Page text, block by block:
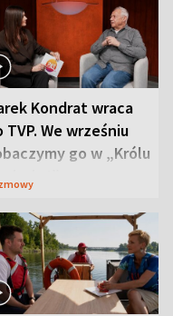
Kondrat wraca
TVP. We wrześniu
go w „Królu
I”